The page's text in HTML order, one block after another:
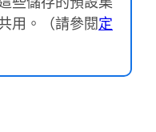
用。（請參閱定